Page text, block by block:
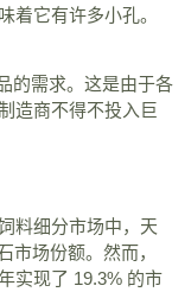
着它有许多小孔。
的需求。这是由于各
造商不得不投入巨
料细分市场中，天
市场份额。然而，
实现了 19.3% 的市